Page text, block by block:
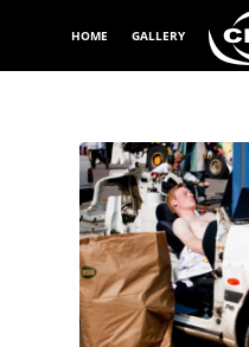
HOME GALLERY
Exponeringstid
1/3200 sek
Bländare
f/4.0